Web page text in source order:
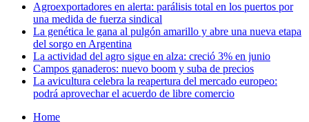
Agroexportadores en alerta: parálisis total en los puertos por
una medida de fuerza sindical
La genética le gana al pulgón amarillo y abre una nueva etapa
del sorgo en Argentina
La actividad del agro sigue en alza: creció 3% en junio
Campos ganaderos: nuevo boom y suba de precios
La avicultura celebra la reapertura del mercado europeo:
podrá aprovechar el acuerdo de libre comercio
Home